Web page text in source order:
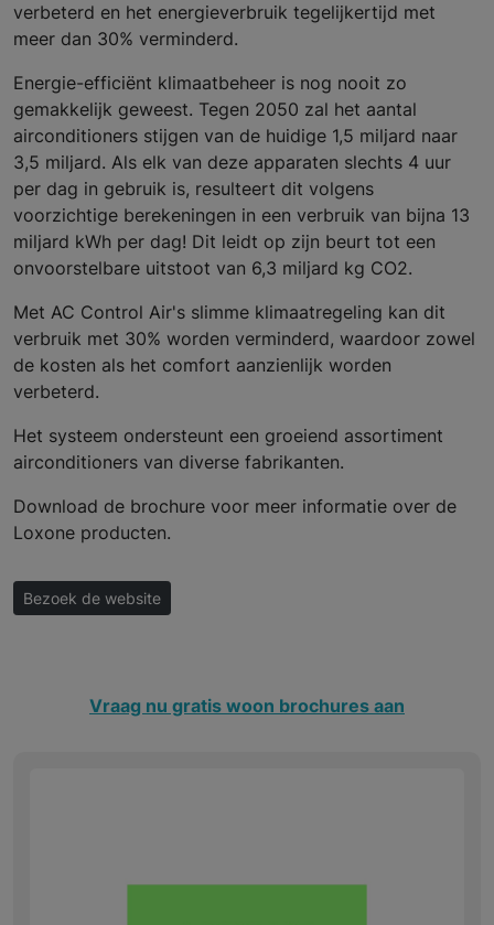
verbeterd en het energieverbruik tegelijkertijd met
meer dan 30% verminderd.
Energie-efficiënt klimaatbeheer is nog nooit zo
gemakkelijk geweest. Tegen 2050 zal het aantal
airconditioners stijgen van de huidige 1,5 miljard naar
3,5 miljard. Als elk van deze apparaten slechts 4 uur
per dag in gebruik is, resulteert dit volgens
voorzichtige berekeningen in een verbruik van bijna 13
miljard kWh per dag! Dit leidt op zijn beurt tot een
onvoorstelbare uitstoot van 6,3 miljard kg CO2.
Met AC Control Air's slimme klimaatregeling kan dit
verbruik met 30% worden verminderd, waardoor zowel
de kosten als het comfort aanzienlijk worden
verbeterd.
Het systeem ondersteunt een groeiend assortiment
airconditioners van diverse fabrikanten.
Download de brochure voor meer informatie over de
Loxone producten.
Bezoek de website
Vraag nu gratis woon brochures aan